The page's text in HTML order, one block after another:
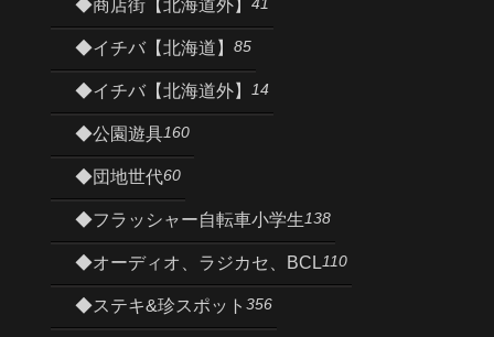
◆商店街【北海道外】 41
◆イチバ【北海道】 85
◆イチバ【北海道外】 14
◆公園遊具160
◆団地世代60
◆フラッシャー自転車小学生138
◆オーディオ、ラジカセ、BCL110
◆ステキ&珍スポット 356